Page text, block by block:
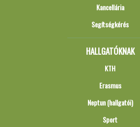
Kancellária
Segítségkérés
HALLGATÓKNAK
KTH
Erasmus
Neptun (hallgatói)
Sport